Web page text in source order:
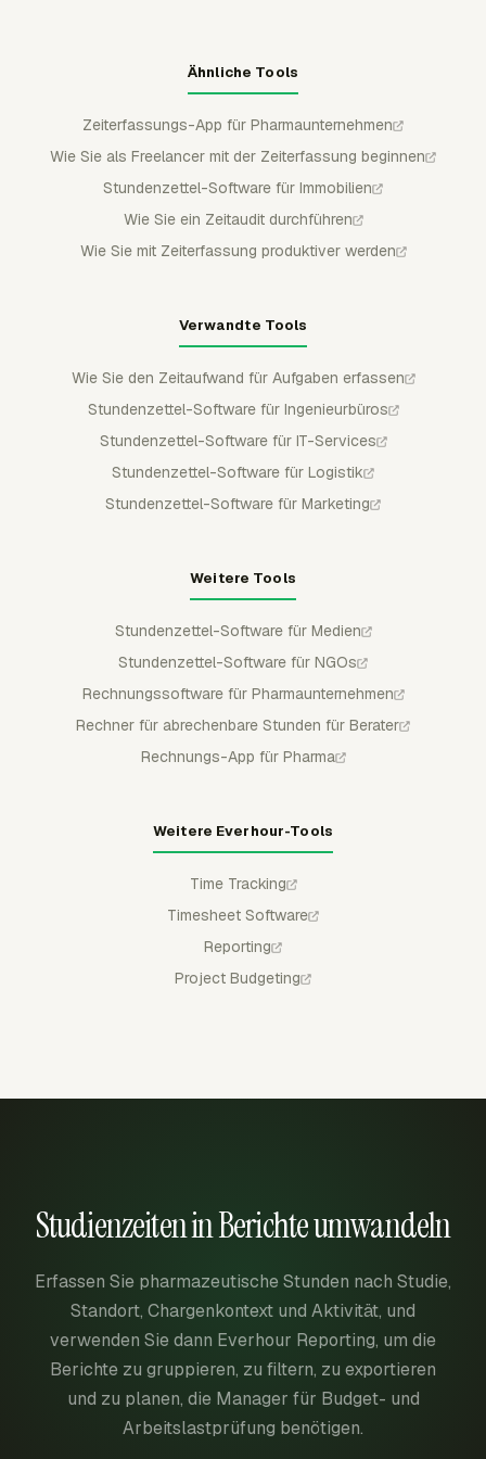
Ähnliche Tools
Zeiterfassungs-App für Pharmaunternehmen
Wie Sie als Freelancer mit der Zeiterfassung beginnen
Stundenzettel-Software für Immobilien
Wie Sie ein Zeitaudit durchführen
Wie Sie mit Zeiterfassung produktiver werden
Verwandte Tools
Wie Sie den Zeitaufwand für Aufgaben erfassen
Stundenzettel-Software für Ingenieurbüros
Stundenzettel-Software für IT-Services
Stundenzettel-Software für Logistik
Stundenzettel-Software für Marketing
Weitere Tools
Stundenzettel-Software für Medien
Stundenzettel-Software für NGOs
Rechnungssoftware für Pharmaunternehmen
Rechner für abrechenbare Stunden für Berater
Rechnungs-App für Pharma
Weitere Everhour-Tools
Time Tracking
Timesheet Software
Reporting
Project Budgeting
Studienzeiten in Berichte umwandeln
Erfassen Sie pharmazeutische Stunden nach Studie,
Standort, Chargenkontext und Aktivität, und
verwenden Sie dann Everhour Reporting, um die
Berichte zu gruppieren, zu filtern, zu exportieren
und zu planen, die Manager für Budget- und
Arbeitslastprüfung benötigen.